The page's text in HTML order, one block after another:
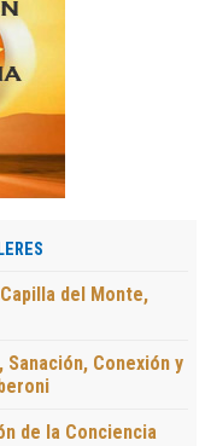
del Monte,
Conexión y
de la Conciencia